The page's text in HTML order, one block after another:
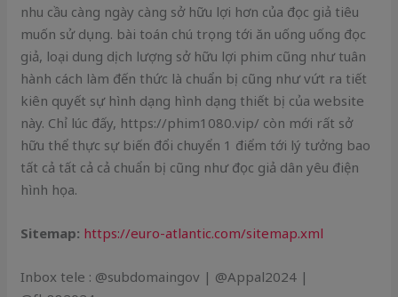
nhu cầu càng ngày càng sở hữu lợi hơn của đọc giả tiêu
muốn sử dụng. bài toán chú trọng tới ăn uống uống đọc
giả, loại dung dịch lượng sở hữu lợi phim cũng như tuân
hành cách làm đến thức là chuẩn bị cũng như vứt ra tiết
kiên quyết sự hình dạng hình dạng thiết bị của website
này. Chỉ lúc đấy, https://phim1080.vip/ còn mới rất sở
hữu thể thực sự biến đổi chuyển 1 điểm tới lý tưởng bao
tất cả tất cả cả chuẩn bị cũng như đọc giả dân yêu điện
hình họa.
Sitemap: https://euro-atlantic.com/sitemap.xml
Inbox tele : @subdomaingov | @Appal2024 |